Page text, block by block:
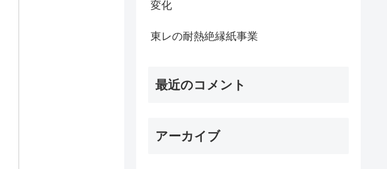
変化
東レの耐熱絶縁紙事業
最近のコメント
アーカイブ